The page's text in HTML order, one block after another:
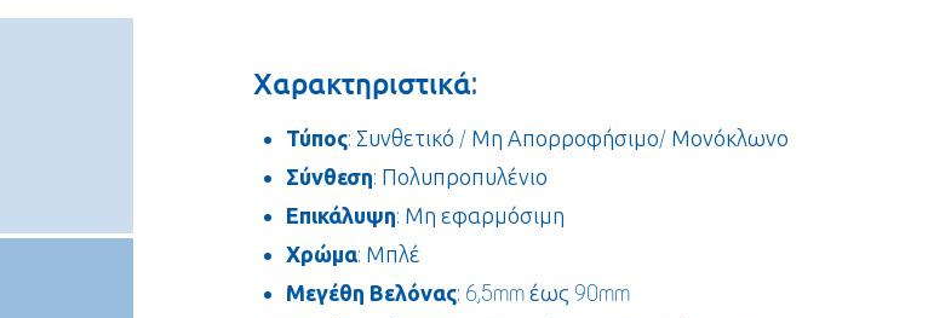
Χαρακτηριστικά:
Τύπος: Συνθετικό / Μη Απορροφήσιμο/ Μονόκλωνο
Σύνθεση: Πολυπροπυλένιο
Επικάλυψη: Μη εφαρμόσιμη
Χρώμα: Μπλέ
Μεγέθη Βελόνας: 6,5mm έως 90mm